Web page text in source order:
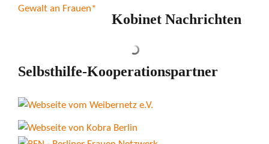
Kobinet Nachrichten
Selbsthilfe-Kooperationspartner